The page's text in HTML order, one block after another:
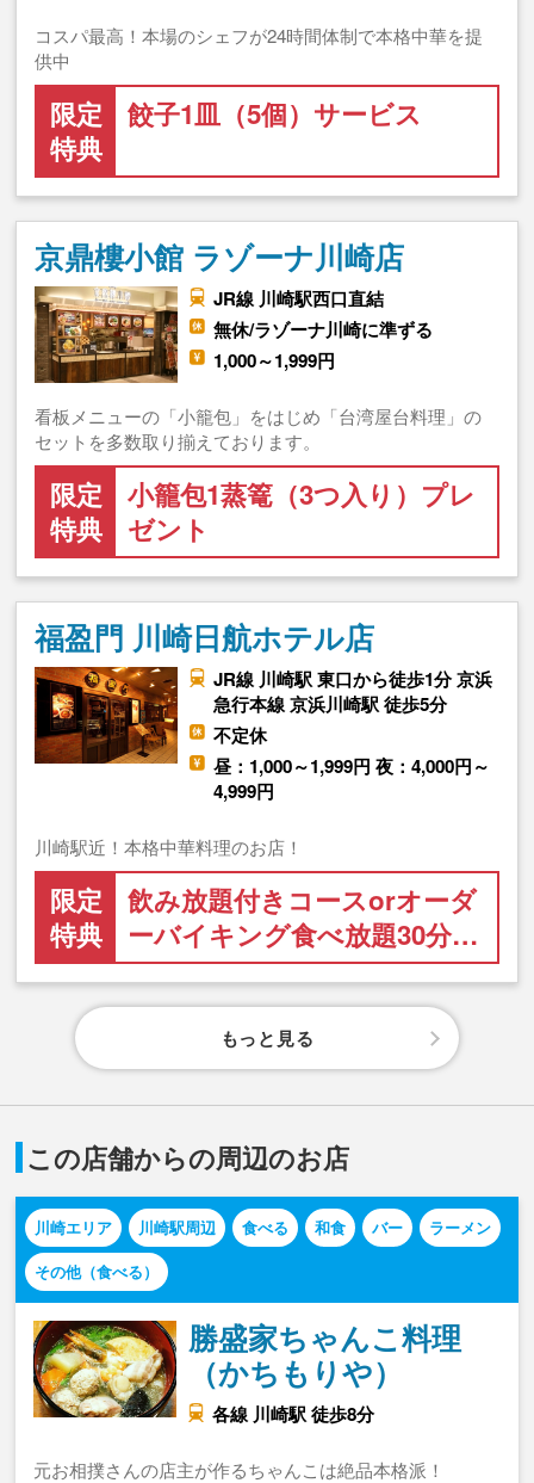
コスパ最高！本場のシェフが24時間体制で本格中華を提
供中
限定
特典
餃子1皿（5個）サービス
京鼎樓小館 ラゾーナ川崎店
JR線 川崎駅西口直結
無休/ラゾーナ川崎に準ずる
1,000～1,999円
看板メニューの「小籠包」をはじめ「台湾屋台料理」の
セットを多数取り揃えております。
限定
特典
小籠包1蒸篭（3つ入り）プレ
ゼント
福盈門 川崎日航ホテル店
JR線 川崎駅 東口から徒歩1分 京浜
急行本線 京浜川崎駅 徒歩5分
不定休
昼：1,000～1,999円 夜：4,000円～
4,999円
川崎駅近！本格中華料理のお店！
限定
特典
飲み放題付きコースorオーダ
ーバイキング食べ放題30分…
もっと見る
この店舗からの周辺のお店
川崎エリア 川崎駅周辺 食べる 和食 バー
ラーメン
その他（食べる）
勝盛家ちゃんこ料理
（かちもりや）
各線 川崎駅 徒歩8分
元お相撲さんの店主が作るちゃんこは絶品本格派！